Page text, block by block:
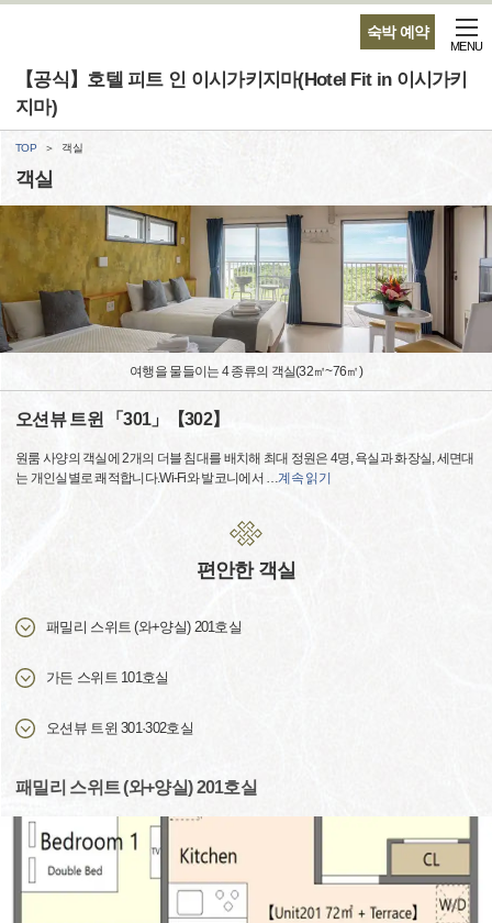
숙박 예약
【공식】호텔 피트 인 이시가키지마(Hotel Fit in 이시가키
지마)
MENU
TOP 객실
객실
여행을 물들이는 4 종류의 객실(32㎡~76㎡)
오션뷰 트윈 「301」【302】
원룸 사양의 객실에 2개의 더블 침대를 배치해 최대 정원은 4명, 욕실과 화장실, 세면대
는 개인실별로 쾌적합니다.Wi-Fi와 발코니에서 …계속 읽기
편안한 객실
패밀리 스위트 (와+양실) 201호실
가든 스위트 101호실
오션뷰 트윈 301·302호실
패밀리 스위트 (와+양실) 201호실